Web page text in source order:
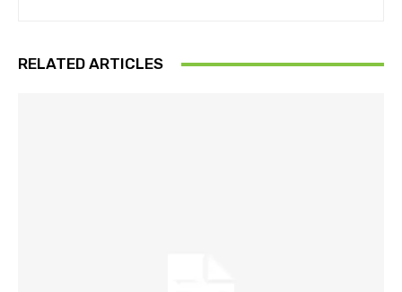
RELATED ARTICLES